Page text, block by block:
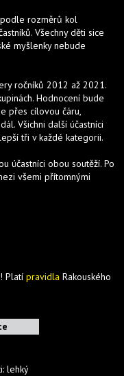
rozměrů kol
Všechny děti sice
myšlenky nebude
ročníků 2012 až 2021.
Hodnocení bude
přes cílovou čáru,
Všichni další účastníci
tři v každé kategorii.
účastníci obou soutěží. Po
všemi přítomnými
Platí pravidla Rakouského
lehký